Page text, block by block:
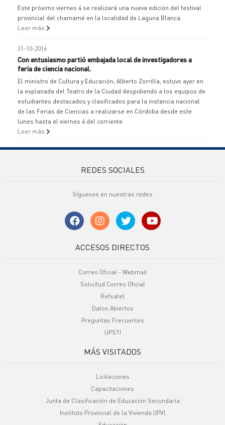
Este próximo viernes 4 se realizará una nueva edición del festival
provincial del chamamé en la localidad de Laguna Blanca.
Leer más
31-10-2016
Con entusiasmo partió embajada local de investigadores a
feria de ciencia nacional.
El ministro de Cultura y Educación, Alberto Zorrilla, estuvo ayer en
la explanada del Teatro de la Ciudad despidiendo a los equipos de
estudiantes destacados y clasificados para la instancia nacional
de las Ferias de Ciencias a realizarse en Córdoba desde este
lunes hasta el viernes 4 del corriente
Leer más
REDES SOCIALES
Síguenos en nuestras redes
ACCESOS DIRECTOS
Correo Oficial - Webmail
Solicitud Correo Oficial
Refsatel
Datos Abiertos
Preguntas Frecuentes
UPSTI
MÁS VISITADOS
Licitaciones
Capacitaciones
Junta de Clasificación de Educación Secundaria
Instituto Provincial de la Vivienda (IPV)